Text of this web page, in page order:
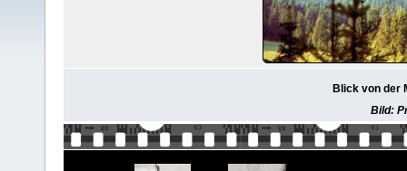
Blick von der
Bild: